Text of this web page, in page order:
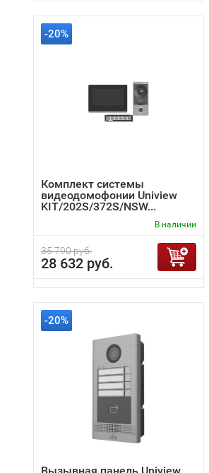
-20%
Комплект системы
видеодомофонии Uniview
KIT/202S/372S/NSW...
В наличии
35 790 руб.
28 632 руб.
-20%